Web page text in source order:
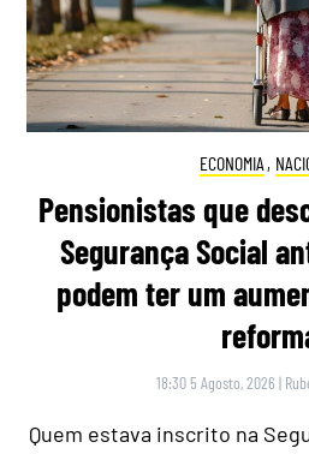
ECONOMIA ,
Pensionistas que
Segurança Social
podem ter um
18:30 5 Agosto, 2026 |
Quem estava inscrito na